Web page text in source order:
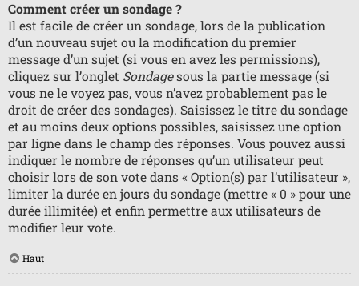
Comment créer un sondage ?
Il est facile de créer un sondage, lors de la publication
d’un nouveau sujet ou la modification du premier
message d’un sujet (si vous en avez les permissions),
cliquez sur l’onglet Sondagesous la partie message (si
vous ne le voyez pas, vous n’avez probablement pas le
droit de créer des sondages). Saisissez le titre du sondage
et au moins deux options possibles, saisissez une option
par ligne dans le champ des réponses. Vous pouvez aussi
indiquer le nombre de réponses qu’un utilisateur peut
choisir lors de son vote dans « Option(s) par l’utilisateur »,
limiter la durée en jours du sondage (mettre « 0 » pour une
durée illimitée) et enfin permettre aux utilisateurs de
modifier leur vote.
Haut